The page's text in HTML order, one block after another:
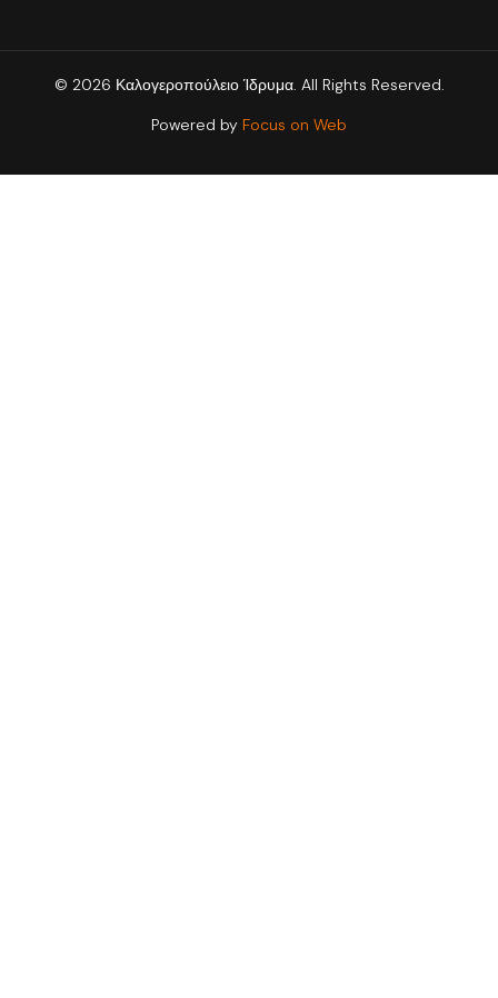
© 2026 Καλογεροπούλειο Ίδρυμα. All Rights Reserved.
Powered by Focus on Web